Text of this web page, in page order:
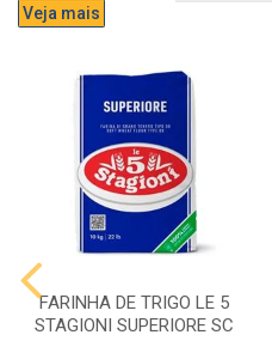
Veja mais
FARINHA DE TRIGO LE 5
STAGIONI SUPERIORE SC